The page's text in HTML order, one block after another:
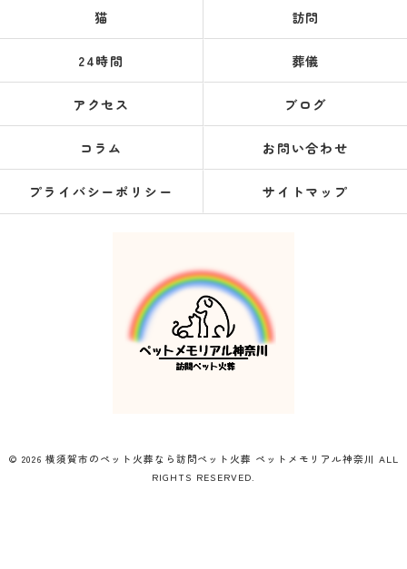
猫 訪問
24時間 葬儀
アクセス ブログ
コラム お問い合わせ
プライバシーポリシー サイトマップ
© 2026 横須賀市のペット火葬なら訪問ペット火葬 ペットメモリアル神奈川 ALL
RIGHTS RESERVED.